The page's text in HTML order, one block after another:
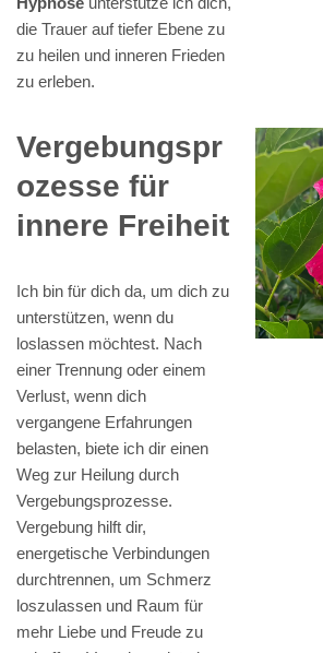
die Trauer auf tiefer Ebene zu
zu heilen und inneren Frieden
zu erleben.
Vergebungspr
ozesse für
innere Freiheit
Ich bin für dich da, um dich zu
unterstützen, wenn du
loslassen möchtest. Nach
einer Trennung oder einem
Verlust, wenn dich
vergangene Erfahrungen
belasten, biete ich dir einen
Weg zur Heilung durch
Vergebungsprozesse.
Vergebung hilft dir,
energetische Verbindungen
durchtrennen, um Schmerz
loszulassen und Raum für
mehr Liebe und Freude zu